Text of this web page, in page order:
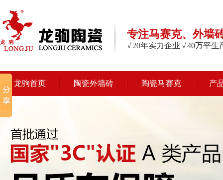
专注马赛克、外墙
√ 20年实力企业 √ 40万平
龙驹首页 陶瓷外墙砖 陶瓷马赛克 产